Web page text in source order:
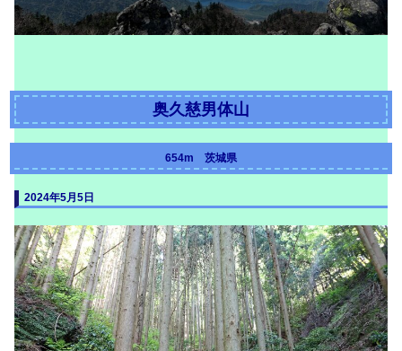
奥久慈男体山
654m 茨城県
2024年5月5日